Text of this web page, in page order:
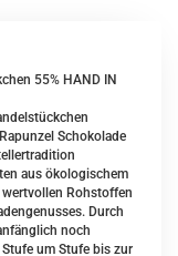
55% HAND IN
Schokolade
aus ökologischem
Rohstoffen
Durch
noch
um Stufe bis zur